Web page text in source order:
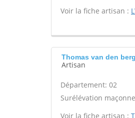
Voir la fiche artisan :
Thomas van den
Artisan
Département: 02
Surélévation
Voir la fiche artisan :